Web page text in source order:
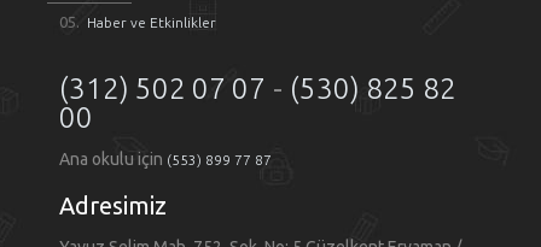
Haber ve Etkinlikler
(312) 502 07 07 - (530) 825 82
00
Ana okulu için (553) 899 77 87
Adresimiz